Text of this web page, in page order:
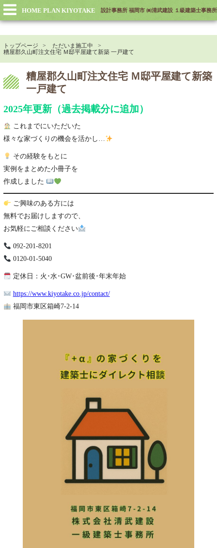
HOME PLAN KIYOTAKE 設計事務所 福岡市 ㈱清武建設 １級建築士事務所
トップページ
ただいま施工中
糟屋郡久山町注文住宅 Ｍ邸平屋建て新築 一戸建て
糟屋郡久山町注文住宅 Ｍ邸平屋建て新築
一戸建て
2025年更新（過去掲載分に追加）
これまでにいただいた
様々な家づくりの機会を活かし…
その経験をもとに
実例をまとめた小冊子を
作成しました
ご興味のある方には
無料でお届けしますので、
お気軽にご相談ください
092-201-8201
0120-01-5040
定休日：火･水･GW･盆前後･年末年始
https://www.kiyotake.co.jp/contact/
福岡市東区箱崎7-2-14